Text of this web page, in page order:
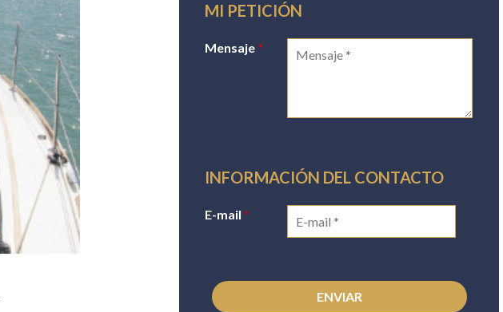
MI PETICIÓN
Mensaje *
INFORMACIÓN DEL CONTACTO
E-mail *